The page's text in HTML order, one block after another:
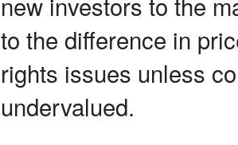
to the difference in
rights issues unless
undervalued.